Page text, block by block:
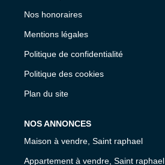
Nos honoraires
Mentions légales
Politique de confidentialité
Politique des cookies
Plan du site
NOS ANNONCES
Maison à vendre, Saint raphael
Appartement à vendre, Saint raphael